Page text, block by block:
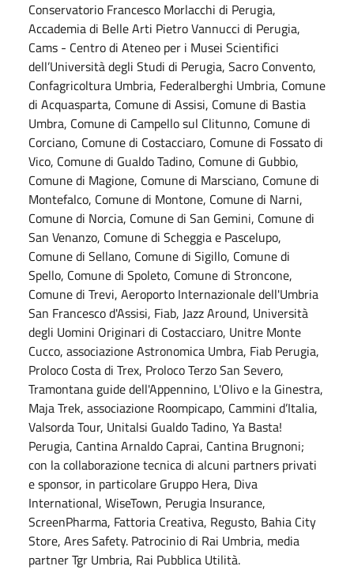
Conservatorio Francesco Morlacchi di Perugia,
Accademia di Belle Arti Pietro Vannucci di Perugia,
Cams - Centro di Ateneo per i Musei Scientifici
dell’Università degli Studi di Perugia, Sacro Convento,
Confagricoltura Umbria, Federalberghi Umbria, Comune
di Acquasparta, Comune di Assisi, Comune di Bastia
Umbra, Comune di Campello sul Clitunno, Comune di
Corciano, Comune di Costacciaro, Comune di Fossato di
Vico, Comune di Gualdo Tadino, Comune di Gubbio,
Comune di Magione, Comune di Marsciano, Comune di
Montefalco, Comune di Montone, Comune di Narni,
Comune di Norcia, Comune di San Gemini, Comune di
San Venanzo, Comune di Scheggia e Pascelupo,
Comune di Sellano, Comune di Sigillo, Comune di
Spello, Comune di Spoleto, Comune di Stroncone,
Comune di Trevi, Aeroporto Internazionale dell'Umbria
San Francesco d'Assisi, Fiab, Jazz Around, Università
degli Uomini Originari di Costacciaro, Unitre Monte
Cucco, associazione Astronomica Umbra, Fiab Perugia,
Proloco Costa di Trex, Proloco Terzo San Severo,
Tramontana guide dell'Appennino, L'Olivo e la Ginestra,
Maja Trek, associazione Roompicapo, Cammini d’Italia,
Valsorda Tour, Unitalsi Gualdo Tadino, Ya Basta!
Perugia, Cantina Arnaldo Caprai, Cantina Brugnoni;
con la collaborazione tecnica di alcuni partners privati
e sponsor, in particolare Gruppo Hera, Diva
International, WiseTown, Perugia Insurance,
ScreenPharma, Fattoria Creativa, Regusto, Bahia City
Store, Ares Safety. Patrocinio di Rai Umbria, media
partner Tgr Umbria, Rai Pubblica Utilità.